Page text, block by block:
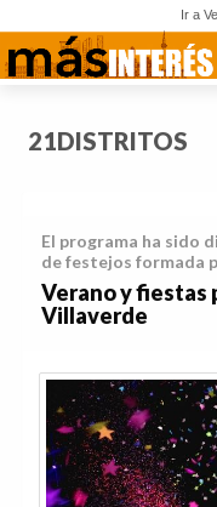
Ir a
21DISTRITOS
El programa ha sido
de festejos formada
Verano y fiestas
Villaverde